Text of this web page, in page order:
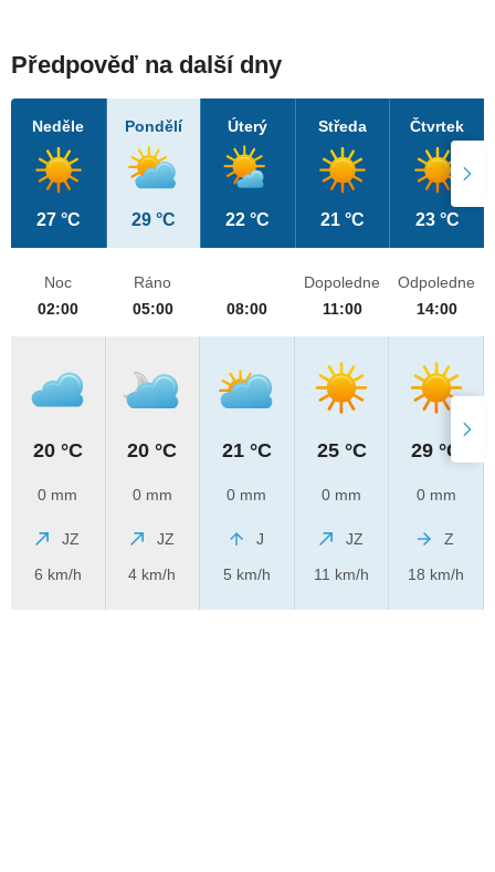
Předpověď na další dny
Neděle
27 °C
Pondělí
29 °C
Úterý
22 °C
Středa
21 °C
Čtvrtek
23 °C
Noc
02:00
20 °C
0 mm
JZ
6 km/h
Ráno
05:00
20 °C
0 mm
JZ
4 km/h
08:00
21 °C
0 mm
J
5 km/h
Dopoledne
11:00
25 °C
0 mm
JZ
11 km/h
Odpoledne
14:00
29 °C
0 mm
Z
18 km/h